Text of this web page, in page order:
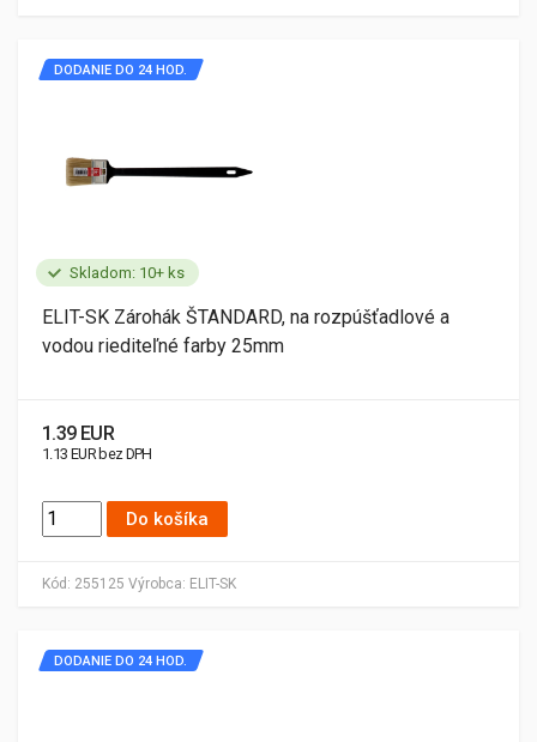
Skladom: 10+ ks
Kód: 255125 Výrobca: ELIT-SK
DODANIE DO 24 HOD.
ELIT-SK Zárohák ŠTANDARD, na rozpúšťadlové a
vodou riediteľné farby 25mm
1.39 EUR
1.13 EUR bez DPH
Do košíka
DODANIE DO 24 HOD.